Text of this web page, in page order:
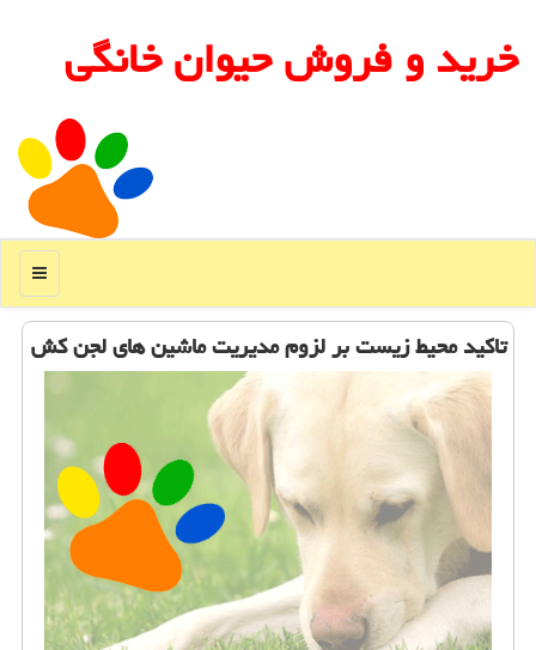
خرید و فروش حیوان خانگی
منو
تاكید محیط زیست بر لزوم مدیریت ماشین های لجن كش